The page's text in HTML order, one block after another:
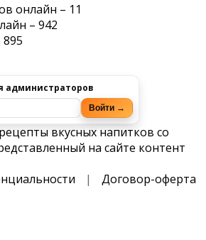
онлайн – 11
– 942
администраторов
Войти →
вкусных напитков со
на сайте контент
| Договор-оферта